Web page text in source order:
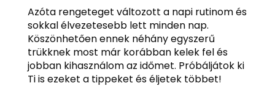
Azóta rengeteget változott a napi rutinom és
sokkal élvezetesebb lett minden nap.
Köszönhetően ennek néhány egyszerű
trükknek most már korábban kelek fel és
jobban kihasználom az időmet. Próbáljátok ki
Ti is ezeket a tippeket és éljetek többet!